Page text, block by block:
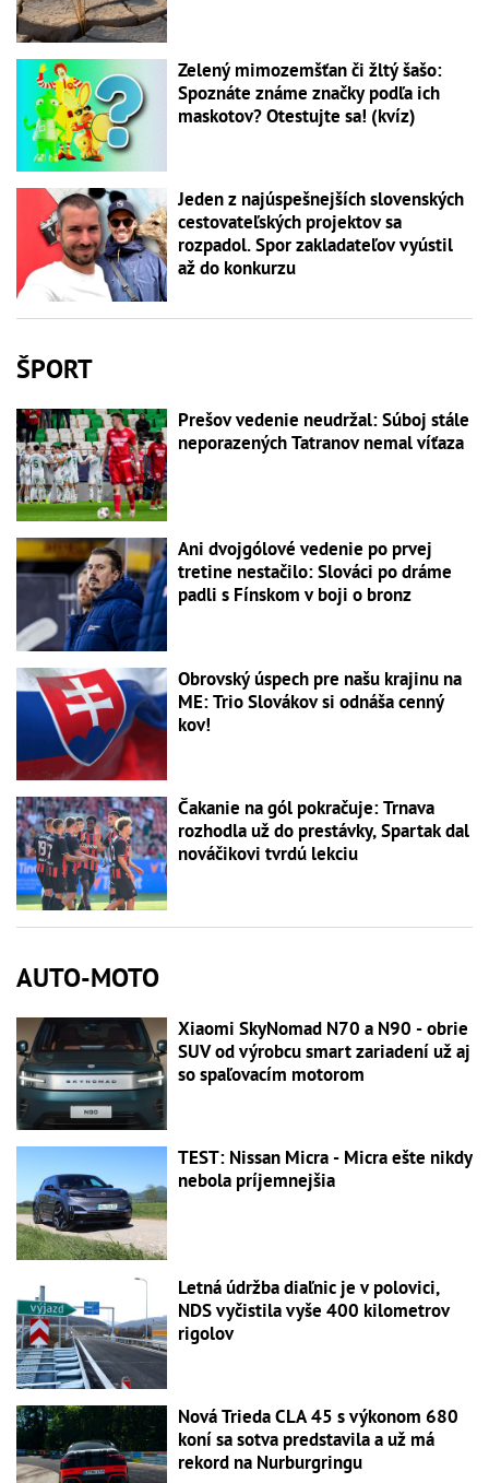
Zelený mimozemšťan či žltý šašo:
Spoznáte známe značky podľa ich
maskotov? Otestujte sa! (kvíz)
Jeden z najúspešnejších slovenských
cestovateľských projektov sa
rozpadol. Spor zakladateľov vyústil
až do konkurzu
ŠPORT
Prešov vedenie neudržal: Súboj stále
neporazených Tatranov nemal víťaza
Ani dvojgólové vedenie po prvej
tretine nestačilo: Slováci po dráme
padli s Fínskom v boji o bronz
Obrovský úspech pre našu krajinu na
ME: Trio Slovákov si odnáša cenný
kov!
Čakanie na gól pokračuje: Trnava
rozhodla už do prestávky, Spartak dal
nováčikovi tvrdú lekciu
AUTO-MOTO
Xiaomi SkyNomad N70 a N90 - obrie
SUV od výrobcu smart zariadení už aj
so spaľovacím motorom
TEST: Nissan Micra - Micra ešte nikdy
nebola príjemnejšia
Letná údržba diaľnic je v polovici,
NDS vyčistila vyše 400 kilometrov
rigolov
Nová Trieda CLA 45 s výkonom 680
koní sa sotva predstavila a už má
rekord na Nurburgringu